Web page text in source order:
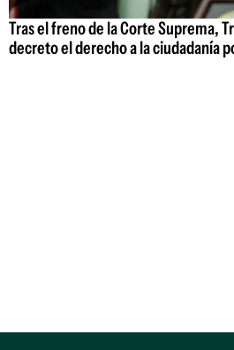
Tras el freno de la Corte Suprema,
decreto el derecho a la ciudadanía